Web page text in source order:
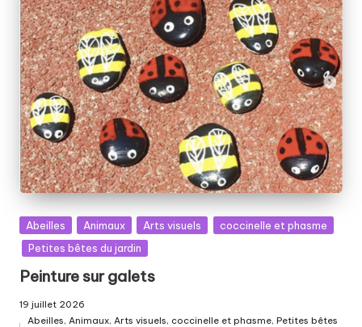
Posted
in
Abeilles Animaux Arts visuels
coccinelle et phasme
Petites bêtes du jardin
Peinture sur galets
19 juillet 2026
Abeilles, Animaux, Arts visuels, coccinelle et phasme, Petites bêtes